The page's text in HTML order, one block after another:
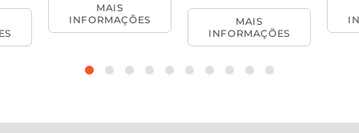
MAIS
INFORMAÇÕES
MAIS
INFORMAÇÕES